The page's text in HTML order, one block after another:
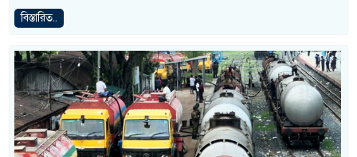
বিস্তারিত..